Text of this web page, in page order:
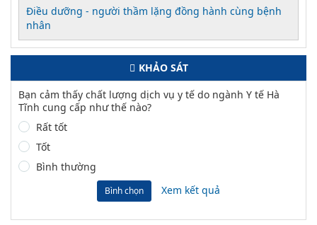
Điều dưỡng - người thầm lặng đồng hành cùng bệnh
nhân
KHẢO SÁT
Bạn cảm thấy chất lượng dịch vụ y tế do ngành Y tế Hà
Tĩnh cung cấp như thế nào?
Rất tốt
Tốt
Bình thường
Bình chọn Xem kết quả